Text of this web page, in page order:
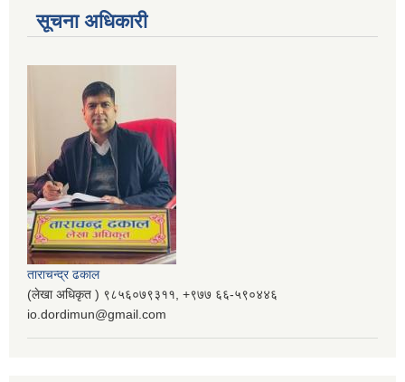
सूचना अधिकारी
ताराचन्द्र ढकाल
(लेखा अधिकृत ) ९८५६०७९३११, ‌‍‍+९७७ ६६-५९०४४६
io.dordimun@gmail.com